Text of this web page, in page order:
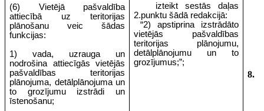
(6) Vietējā pašvaldība
attiecībā uz teritorijas
plānošanu veic šādas
funkcijas:
1) vada, uzrauga un
nodrošina attiecīgās vietējās
pašvaldības teritorijas
plānojuma, detālplānojuma un
to grozījumu izstrādi un
īstenošanu;
izteikt sestās daļas
2.punktu šādā redakcijā:
“2) apstiprina izstrādāto
vietējās pašvaldības
teritorijas plānojumu,
detālplānojumu un to
grozījumus;”;
8.